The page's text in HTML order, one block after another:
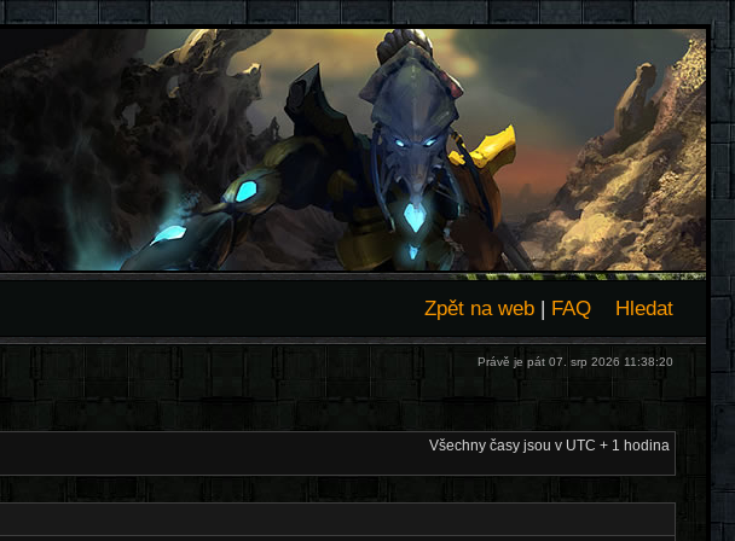
Zpět na web | FAQ Hledat
Právě je pát 07. srp 2026 11:38:20
Všechny časy jsou v UTC + 1 hodina